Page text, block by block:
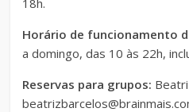
Horário de funcionamento
a domingo, das 10 às 22h,
Reservas para grupos: